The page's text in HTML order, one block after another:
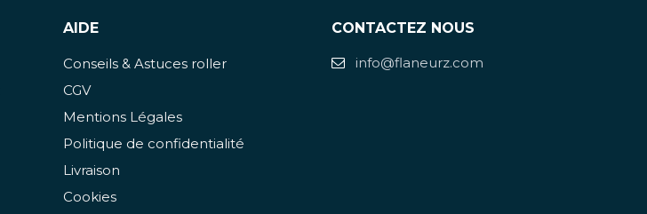
AIDE
Conseils & Astuces roller
CGV
Mentions Légales
Politique de confidentialité
Livraison
Cookies
CONTACTEZ NOUS
info@flaneurz.com